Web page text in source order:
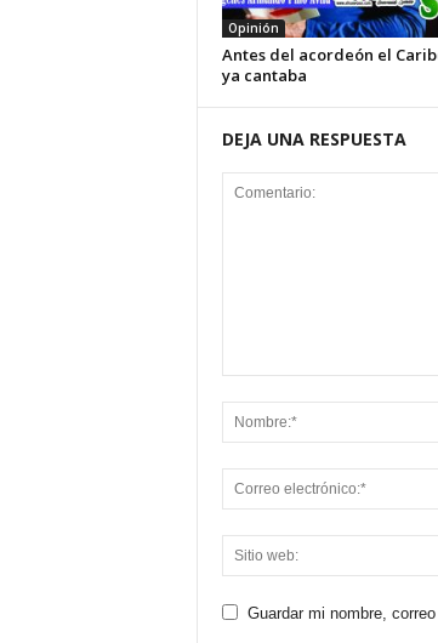
Opinión
Antes del acordeón el
ya cantaba
DEJA UNA RESPUESTA
Guardar mi nombre,